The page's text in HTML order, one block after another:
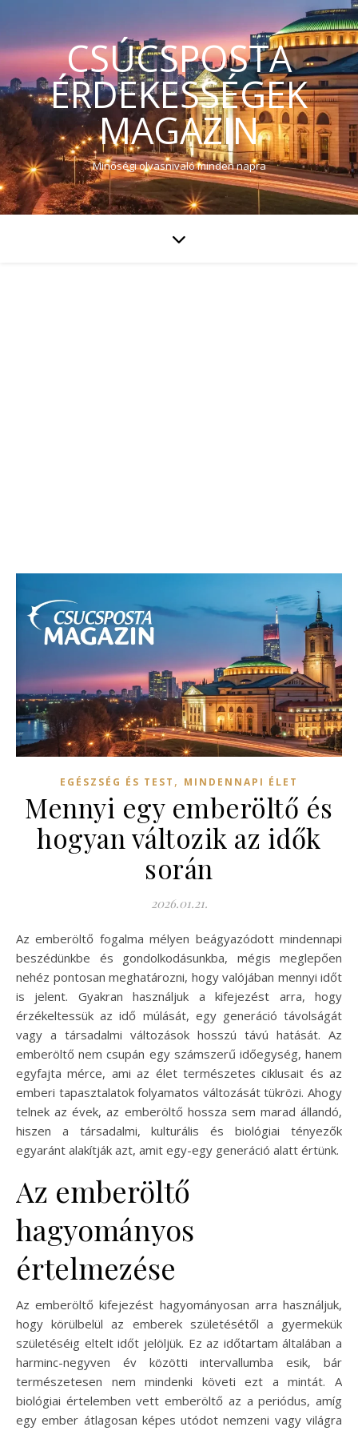
CSÚCSPOSTA
ÉRDEKESSÉGEK
MAGAZIN
Minőségi olvasnivaló minden napra
EGÉSZSÉG ÉS TEST , MINDENNAPI ÉLET
Mennyi egy emberöltő és
hogyan változik az idők
során
2026.01.21.
Az emberöltő fogalma mélyen beágyazódott mindennapi
beszédünkbe és gondolkodásunkba, mégis meglepően
nehéz pontosan meghatározni, hogy valójában mennyi időt
is jelent. Gyakran használjuk a kifejezést arra, hogy
érzékeltessük az idő múlását, egy generáció távolságát
vagy a társadalmi változások hosszú távú hatását. Az
emberöltő nem csupán egy számszerű időegység, hanem
egyfajta mérce, ami az élet természetes ciklusait és az
emberi tapasztalatok folyamatos változását tükrözi. Ahogy
telnek az évek, az emberöltő hossza sem marad állandó,
hiszen a társadalmi, kulturális és biológiai tényezők
egyaránt alakítják azt, amit egy-egy generáció alatt értünk.
Az emberöltő
hagyományos
értelmezése
Az emberöltő kifejezést hagyományosan arra használjuk,
hogy körülbelül az emberek születésétől a gyermekük
születéséig eltelt időt jelöljük. Ez az időtartam általában a
harminc-negyven év közötti intervallumba esik, bár
természetesen nem mindenki követi ezt a mintát. A
biológiai értelemben vett emberöltő az a periódus, amíg
egy ember átlagosan képes utódot nemzeni vagy világra